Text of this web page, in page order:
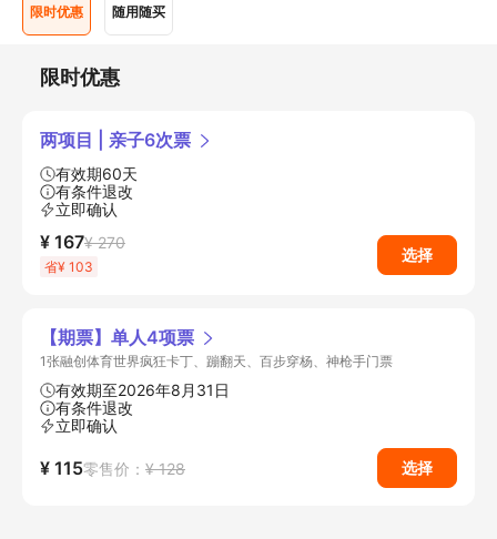
限时优惠 随用随买
限时优惠
两项目 | 亲子6次票
有效期60天
有条件退改
立即确认
¥ 270
¥ 167
省¥ 103
选择
【期票】单人4项票
1张融创体育世界疯狂卡丁、蹦翻天、百步穿杨、神枪手门票
有效期至2026年8月31日
有条件退改
立即确认
零售价： ¥ 128
¥ 115 选择